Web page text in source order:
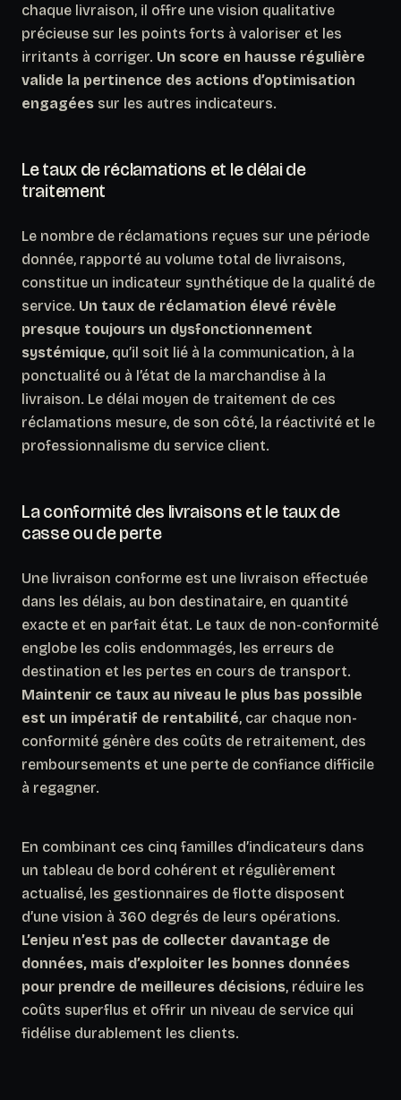
chaque livraison, il offre une vision qualitative
précieuse sur les points forts à valoriser et les
irritants à corriger. Un score en hausse régulière
valide la pertinence des actions d’optimisation
engagées sur les autres indicateurs.
Le taux de réclamations et le délai de
traitement
Le nombre de réclamations reçues sur une période
donnée, rapporté au volume total de livraisons,
constitue un indicateur synthétique de la qualité de
service. Un taux de réclamation élevé révèle
presque toujours un dysfonctionnement
systémique, qu’il soit lié à la communication, à la
ponctualité ou à l’état de la marchandise à la
livraison. Le délai moyen de traitement de ces
réclamations mesure, de son côté, la réactivité et le
professionnalisme du service client.
La conformité des livraisons et le taux de
casse ou de perte
Une livraison conforme est une livraison effectuée
dans les délais, au bon destinataire, en quantité
exacte et en parfait état. Le taux de non-conformité
englobe les colis endommagés, les erreurs de
destination et les pertes en cours de transport.
Maintenir ce taux au niveau le plus bas possible
est un impératif de rentabilité, car chaque non-
conformité génère des coûts de retraitement, des
remboursements et une perte de confiance difficile
à regagner.
En combinant ces cinq familles d’indicateurs dans
un tableau de bord cohérent et régulièrement
actualisé, les gestionnaires de flotte disposent
d’une vision à 360 degrés de leurs opérations.
L’enjeu n’est pas de collecter davantage de
données, mais d’exploiter les bonnes données
pour prendre de meilleures décisions, réduire les
coûts superflus et offrir un niveau de service qui
fidélise durablement les clients.